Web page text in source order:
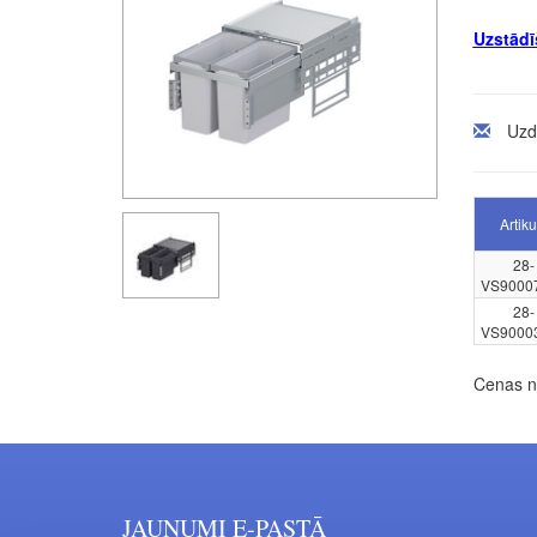
28-
28-
Cenas
JAUNUMI E-PASTĀ